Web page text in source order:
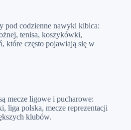
pod codzienne nawyki kibica:
tenisa, koszykówki,
które często pojawiają się w
mecze ligowe i pucharowe:
liga polska, mecze reprezentacji
klubów.